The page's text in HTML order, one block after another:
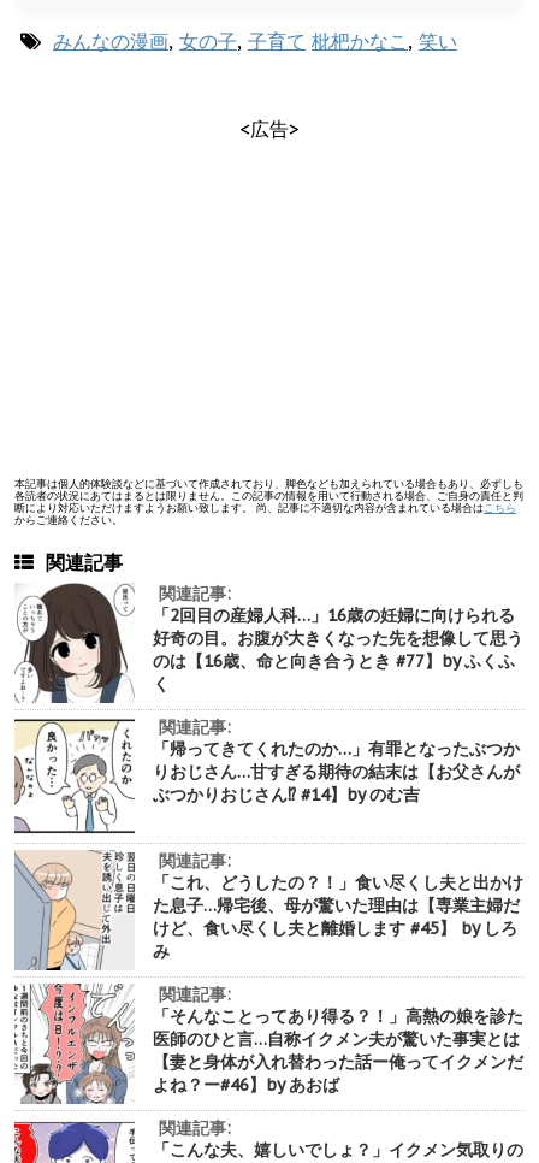
みんなの漫画, 女の子, 子育て 枇杷かなこ , 笑い
<広告>
本記事は個人的体験談などに基づいて作成されており、脚色なども加えられている場合もあり、必ずしも
各読者の状況にあてはまるとは限りません。この記事の情報を用いて行動される場合、ご自身の責任と判
断により対応いただけますようお願い致します。 尚、記事に不適切な内容が含まれている場合は こちら
からご連絡ください。
関連記事
関連記事:
「2回目の産婦人科…」16歳の妊婦に向けられる
好奇の目。お腹が大きくなった先を想像して思う
のは【16歳、命と向き合うとき #77】by ふくふ
く
関連記事:
「帰ってきてくれたのか…」有罪となったぶつか
りおじさん…甘すぎる期待の結末は【お父さんが
ぶつかりおじさん⁉︎ #14】by のむ吉
関連記事:
「これ、どうしたの？！」食い尽くし夫と出かけ
た息子…帰宅後、母が驚いた理由は【専業主婦だ
けど、食い尽くし夫と離婚します #45】 by しろ
み
関連記事:
「そんなことってあり得る？！」高熱の娘を診た
医師のひと言…自称イクメン夫が驚いた事実とは
【妻と身体が入れ替わった話ー俺ってイクメンだ
よね？ー#46】by あおば
関連記事:
「こんな夫、嬉しいでしょ？」イクメン気取りの